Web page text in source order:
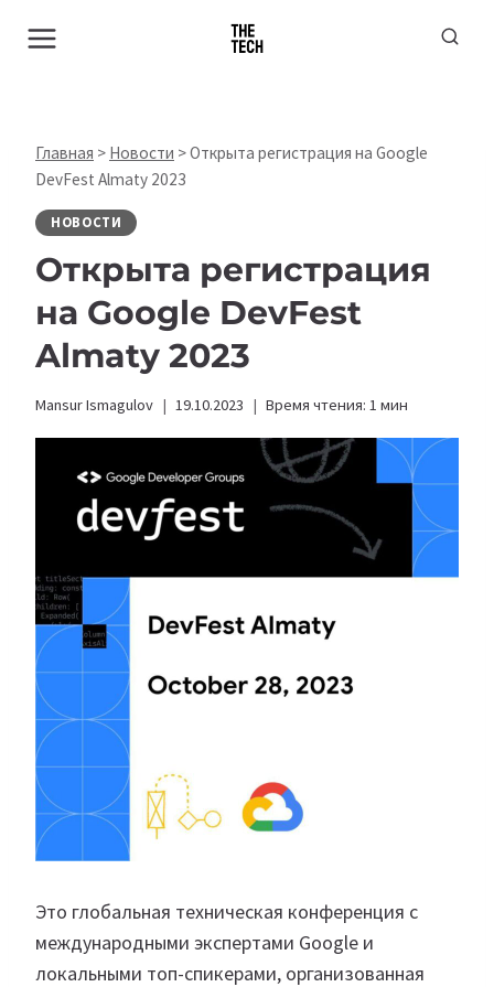
Главная > Новости >Открыта регистрация на Google
DevFest Almaty 2023
НОВОСТИ
Открыта регистрация
на Google DevFest
Almaty 2023
Mansur Ismagulov 19.10.2023 Время чтения: 1 мин
Это глобальная техническая конференция с
международными экспертами Google и
локальными топ-спикерами, организованная